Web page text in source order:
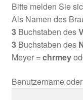
Bitte melden Sie
Als Namen des
3Buchstaben des
3Buchstaben des
Meyer =chrmey
Benutzername